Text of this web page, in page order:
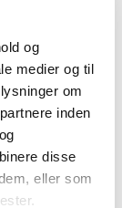
og
medier og til
om
inden
disse
eller som
og